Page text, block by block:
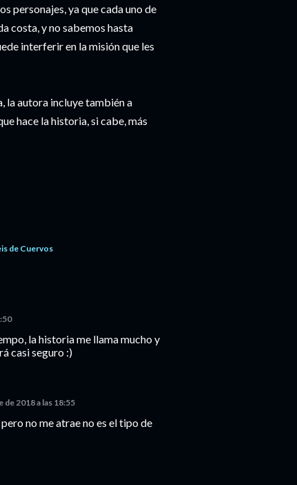
personajes, ya que cada uno de
costa, y no sabemos hasta
interferir en la misión que les
la autora incluye también a
hace la historia, si cabe, más
de Cuervos
la historia me llama mucho y
casi seguro :)
de 2018 a las 18:55
no me atrae no es el tipo de